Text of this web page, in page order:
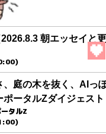
朝エッセイと更
、庭の木を抜く、AIっ
ポータルZダイジェスト
タルZ